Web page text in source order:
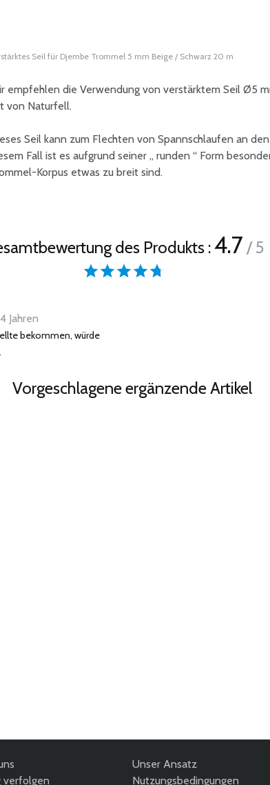
Seil für Djembe Trommel 5 mm Beige / Schwarz 20 m
empfehlen die Verwendung von verstärktem Seil Ø5
von Naturfell.
Seil kann zum Flechten von Spannschlaufen an
Fall ist es aufgrund seiner „ runden “ Form
Korpus etwas zu breit sind.
des Produkts :4.7/ 5
Jahren
bekommen, würde
Vorgeschlagene ergänzende Artikel
verfolgen
Unser Ansatz
Nutzungsbedingungen